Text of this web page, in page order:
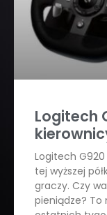
Logitech
Logitech
tej wyższej
graczy. Czy
pieniądze? To